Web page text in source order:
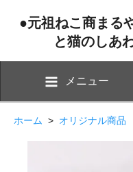
●元祖ねこ商まる
と猫のしあ
メニュー
ホーム > オリジナル商品